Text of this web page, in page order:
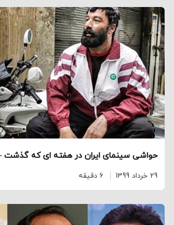
حواشی سینمای ایران در هفته ای که گذشت
29 خرداد 1399 6 دقیقه